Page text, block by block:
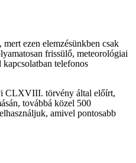
ezen elemzésünkben csak
frissülő, meteorológiai
kapcsolatban telefonos
CLXVIII. törvény által előírt,
továbbá közel 500
amivel pontosabb